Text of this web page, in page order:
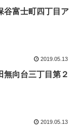
谷富士町四丁目ア
2019.05.13
無向台三丁目第２
2019.05.13